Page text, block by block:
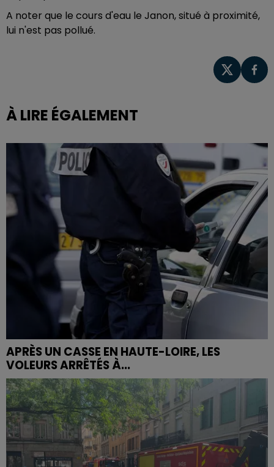
A noter que le cours d'eau le Janon, situé à proximité,
lui n'est pas pollué.
À LIRE ÉGALEMENT
APRÈS UN CASSE EN HAUTE-LOIRE, LES
VOLEURS ARRÊTÉS À...